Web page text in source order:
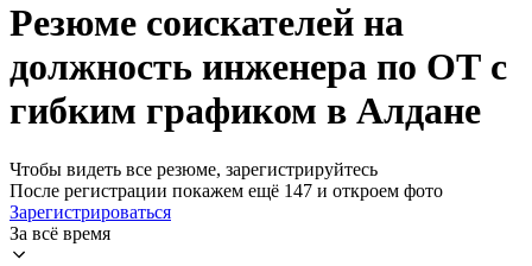
Резюме соискателей на
должность инженера по ОТ с
гибким графиком в Алдане
Чтобы видеть все резюме, зарегистрируйтесь
После регистрации покажем ещё 147 и откроем фото
Зарегистрироваться
За всё время